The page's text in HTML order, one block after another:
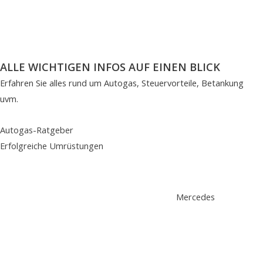
ALLE WICHTIGEN INFOS AUF EINEN BLICK
Erfahren Sie alles rund um Autogas, Steuervorteile, Betankung
uvm.
Autogas-Ratgeber
Erfolgreiche Umrüstungen
Mercedes